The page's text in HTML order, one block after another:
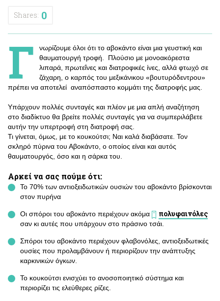
Shares: 0
Γ
νωρίζουμε όλοι ότι το αβοκάντο είναι μια γευστική και
θαυματουργή τροφή. Πλούσιο με μονοακόρεστα
λιπαρά, πρωτεΐνες και διατροφικές ίνες, αλλά φτωχό σε
ζάχαρη, ο καρπός του μεξικάνικου «βουτυρόδεντρου»
πρέπει να αποτελεί αναπόσπαστο κομμάτι της διατροφής μας.
Υπάρχουν πολλές συνταγές και πλέον με μια απλή αναζήτηση
στο διαδίκτυο θα βρείτε πολλές συνταγές για να συμπεριλάβετε
αυτήν την υπερτροφή στη διατροφή σας.
Τι γίνεται, όμως, με το κουκούτσι; Ναι καλά διαβάσατε. Τον
σκληρό πύρινα του Αβοκάντο, ο οποίος είναι και αυτός
θαυματουργός, όσο και η σάρκα του.
Αρκεί να σας πούμε ότι:
Το 70% των αντιοξειδωτικών ουσιών του αβοκάντο βρίσκονται
στον πυρήνα
Οι σπόροι του αβοκάντο περιέχουν ακόμα πολυφαινόλες
σαν κι αυτές που υπάρχουν στο πράσινο τσάι.
Σπόροι του αβοκάντο περιέχουν φλαβονόλες, αντιοξειδωτικές
ουσίες που προλαμβάνουν ή περιορίζουν την ανάπτυξης
καρκινικών όγκων.
Το κουκούτσι ενισχύει το ανοσοποιητικό σύστημα και
περιορίζει τις ελεύθερες ρίζες.